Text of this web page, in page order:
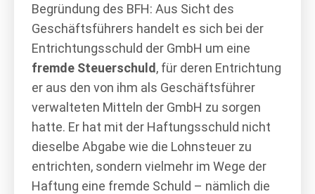
Begründung des BFH: Aus Sicht des
Geschäftsführers handelt es sich bei der
Entrichtungsschuld der GmbH um eine
fremde Steuerschuld, für deren Entrichtung
er aus den von ihm als Geschäftsführer
verwalteten Mitteln der GmbH zu sorgen
hatte. Er hat mit der Haftungsschuld nicht
dieselbe Abgabe wie die Lohnsteuer zu
entrichten, sondern vielmehr im Wege der
Haftung eine fremde Schuld – nämlich die